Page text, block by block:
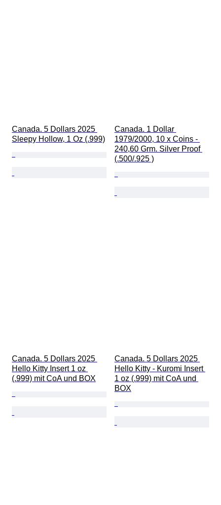
Canada. 5 Dollars 2025
Sleepy Hollow, 1 Oz (.999)
Canada. 1 Dollar
1979/2000, 10 x Coins -
240,60 Grm. Silver Proof
(.500/.925 )
Canada. 5 Dollars 2025
Hello Kitty Insert 1 oz
(.999) mit CoA und BOX
Canada. 5 Dollars 2025
Hello Kitty - Kuromi Insert
1 oz (.999) mit CoA und
BOX